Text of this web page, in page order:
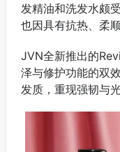
发精油和洗发水颇
也因具有抗热、柔
JVN全新推出的
泽与修护功能的双
发质，重现强韧与光